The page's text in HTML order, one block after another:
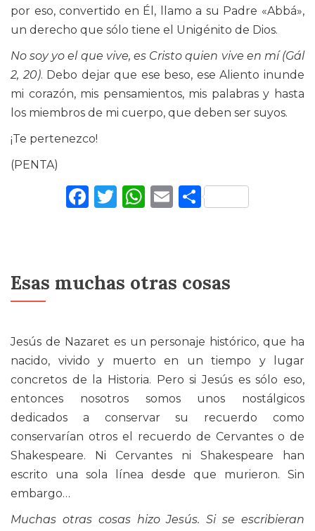
por eso, convertido en Él, llamo a su Padre «Abbá»,
un derecho que sólo tiene el Unigénito de Dios.
No soy yo el que vive, es Cristo quien vive en mí (Gál
2, 20). Debo dejar que ese beso, ese Aliento inunde
mi corazón, mis pensamientos, mis palabras y hasta
los miembros de mi cuerpo, que deben ser suyos.
¡Te pertenezco!
(PENTA)
Facebook
Twitter
WhatsApp
Email
Esas muchas otras cosas
Jesús de Nazaret es un personaje histórico, que ha
nacido, vivido y muerto en un tiempo y lugar
concretos de la Historia. Pero si Jesús es sólo eso,
entonces nosotros somos unos nostálgicos
dedicados a conservar su recuerdo como
conservarían otros el recuerdo de Cervantes o de
Shakespeare. Ni Cervantes ni Shakespeare han
escrito una sola línea desde que murieron. Sin
embargo…
Muchas otras cosas hizo Jesús. Si se escribieran